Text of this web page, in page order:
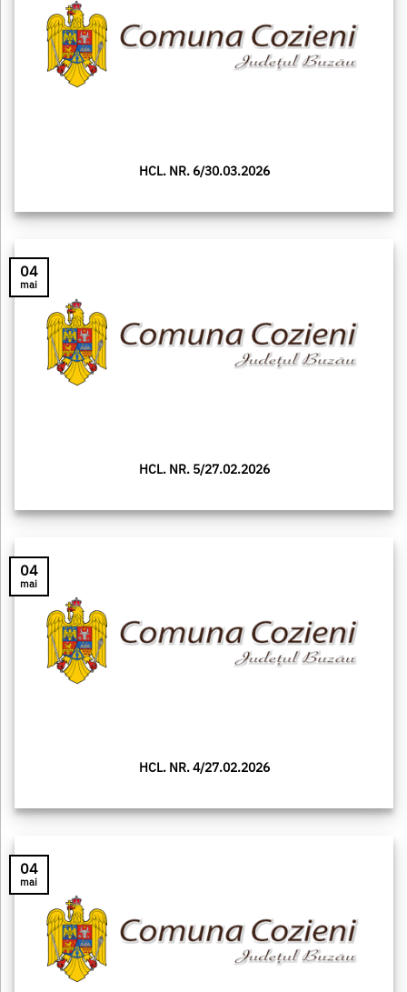
HCL. NR. 6/30.03.2026
HCL. NR. 5/27.02.2026
04
mai
HCL. NR. 4/27.02.2026
04
mai
04
mai